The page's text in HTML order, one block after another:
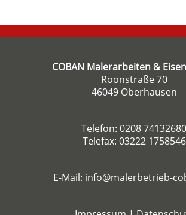
COBAN Malerarbeiten &
Roonstraße 70
46049 Oberhausen
Telefon: 0208 74132680
Telefax: 03222 1758546
E-Mail: info@malerbetrieb-